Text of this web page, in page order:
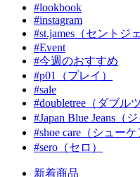
#lookbook
#instagram
#st.james（セントジ
#Event
#今週のおすすめ
#p01（プレイ）
#sale
#doubletree（ダブル
#Japan Blue Jeans（
#shoe care（シューケ
#sero（セロ）
新着商品